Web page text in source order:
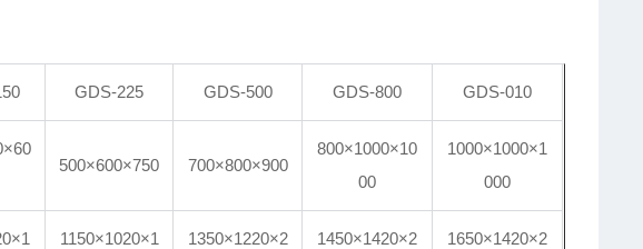
GDS-225 GDS-500 GDS-800 GDS-010
500×600×750 700×800×900
800×1000×10
00
1000×1000×1
000
1150×1020×1
1350×1220×2
1450×1420×2
1650×1420×2